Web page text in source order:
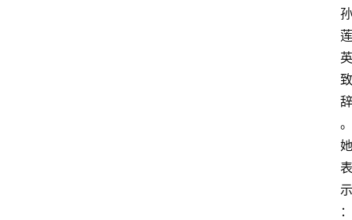
孙
莲
英
致
辞
。
她
表
示
：